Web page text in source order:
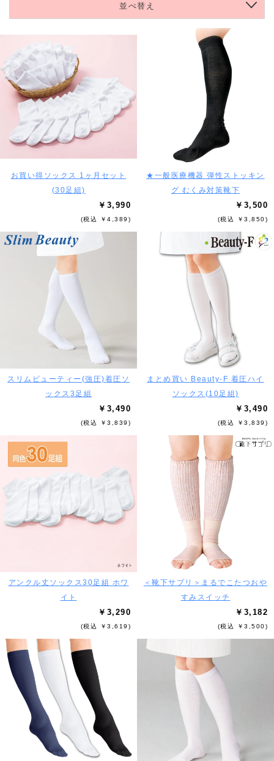
並べ替え
お買い得ソックス 1ヶ月セット
(30足組)
￥3,990
(税込 ￥4,389)
★一般医療機器 弾性ストッキン
グ むくみ対策靴下
￥3,500
(税込 ￥3,850)
スリムビューティー(強圧)着圧ソ
ックス3足組
￥3,490
(税込 ￥3,839)
まとめ買い Beauty-F 着圧ハイ
ソックス(10足組)
￥3,490
(税込 ￥3,839)
アンクル丈ソックス30足組 ホワ
イト
￥3,290
(税込 ￥3,619)
＜靴下サプリ＞まるでこたつおや
すみスイッチ
￥3,182
(税込 ￥3,500)